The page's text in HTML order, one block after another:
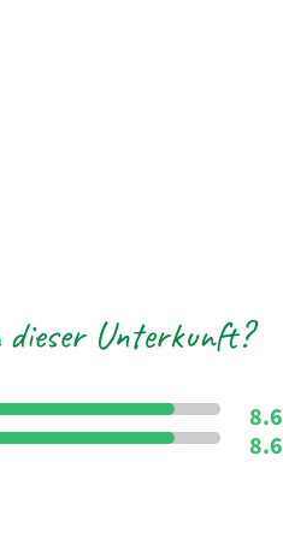
Unterkunft?
8.6
8.6